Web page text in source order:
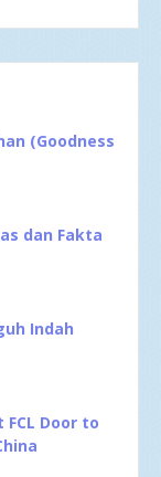
(Goodness
dan Fakta
Indah
Door to